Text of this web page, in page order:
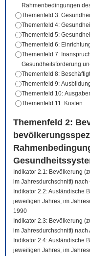
Rahmenbedingungen
Themenfeld 3:
Themenfeld 4:
Themenfeld 5:
Themenfeld 6:
Themenfeld 7:
Gesundheitsförderung
Themenfeld 8:
Themenfeld 9:
Themenfeld 10:
Themenfeld 11: Kosten
Themenfeld 2:
Indikator 2.1: Bevölkerung
im Jahresdurchschnitt)
Indikator 2.2: Ausländische
jeweiligen Jahres, im
1990
Indikator 2.3: Bevölkerung
im Jahresdurchschnitt)
Indikator 2.4: Ausländische
jeweiligen Jahres, im